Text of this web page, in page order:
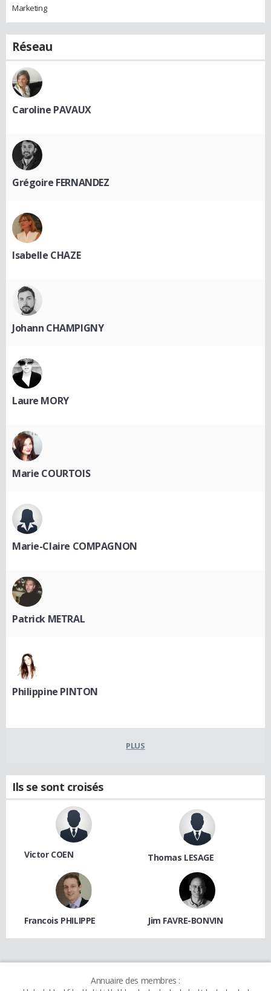
Marketing
Réseau
Caroline PAVAUX
Grégoire FERNANDEZ
Isabelle CHAZE
Johann CHAMPIGNY
Laure MORY
Marie COURTOIS
Marie-Claire COMPAGNON
Patrick METRAL
Philippine PINTON
PLUS
Ils se sont croisés
Victor COEN Thomas LESAGE
Francois PHILIPPE Jim FAVRE-BONVIN
Annuaire des membres :